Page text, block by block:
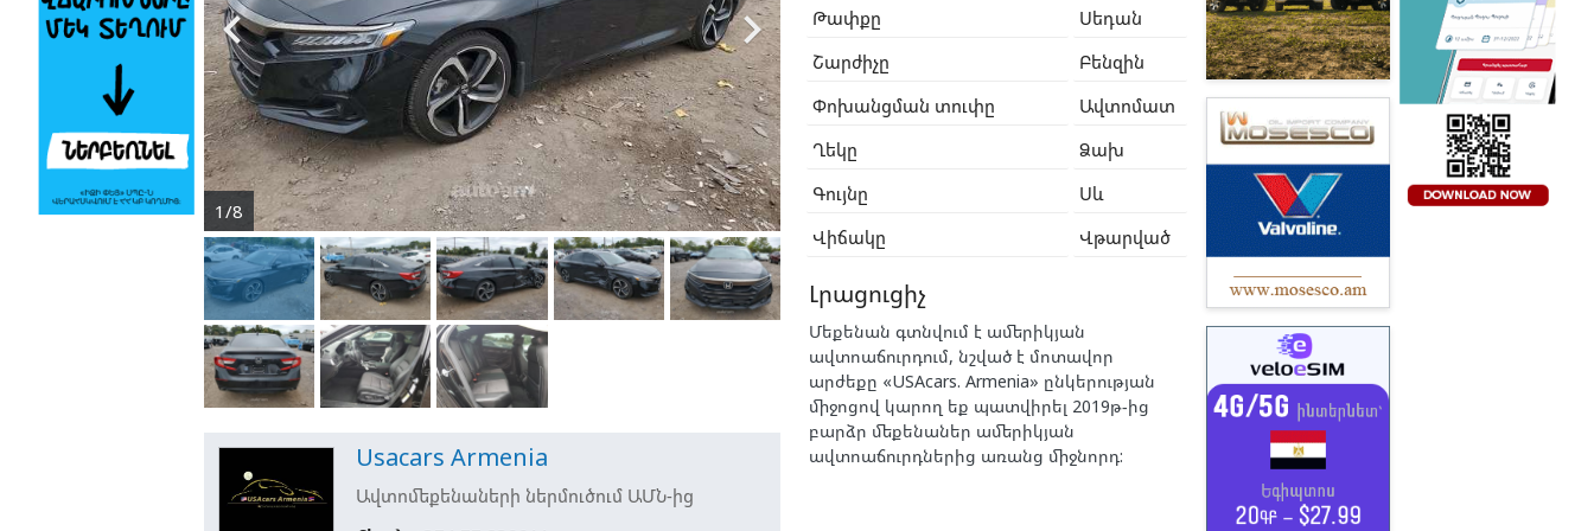
1/8
 
Usacars Armenia
Ավտոմեքենաների ներմուծում ԱՄՆ-ից
Թափքը
Սեդան
Շարժիչը
Բենզին
Փոխանցման տուփը
Ավտոմատ
Ղեկը
Ձախ
Գույնը
Սև
Վիճակը
Վթարված
Լրացուցիչ
Մեքենան գտնվում է ամերիկյան
ավտոաճուրդում, նշված է մոտավոր
արժեքը «USAcars. Armenia» ընկերության
միջոցով կարող եք պատվիրել 2019թ-ից
բարձր մեքենաներ ամերիկյան
ավտոաճուրդներից առանց միջնորդ: